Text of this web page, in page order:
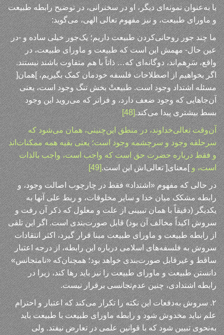
یا به‌عنوان نمونه‌ای دیگر، او در سخنرانی، در توضیح رابطه طبیعت
و ماورای طبیعت، و نیز مفهوم تعالی الهی، می‌گوید:
ما چند جور روحانی‌کردن طبیعت داریم؛ یک‌جور خیلی ساده و -در
عین حال- مهمش این است که طبیعت و ماورای طبیعت، در
واقع، سَرِهم‌اند، دوگانه‌ای که… ذاتاً با هم متفاوت باشند نیستند.
اگر بخواهیم از اصطلاحات فلسفه خودمان کمک بگیریم، ]همان[
مسئله اشتداد وجود است. طبیعتْ بخش تنگ وجود است، یعنی
آن‌جاهایی که وجود ضعف دارد، و فراتر که می‌روید این وجود
بسط بیشتری پیدا می‌کند.[48]
آن‌وقت تعالی‌خداوند، در منطق این‌چنینی، همان می‌شود که
سرحلقه وجود و سرچشمه وجود است؛ یعنی بقیه همه ممکنات‌اند
و فقط درباره حضرت حق است که واجب است، واجب بالذات
است، و]معنای[ تعالی‌اش این است.[49]
در حالی که مفهوم «اشتداد» فقط در چارچوب اصالت وجود، و
رابطه مشکک میان خدا و سایر مخلوقات، و ربط علی آنها به
یکدیگر (دقیقاً با همان تبیینی از علت و معلول که ذکر آن رفت و
سروش اکیداً مخالف آن بود) قابل صورت‌بندی است. اگر این تلقی
از رابطه طبیعت و ماورای طبیعت مبنا قرار گیرد، اکثر انتقادات
سروش به فلسفه‌های اسلامی درباره این رابطه، از درجه اعتبار
ساقط و غیرقابل صورت‌بندی خواهد بود؛ همچنان‌که «نامتجانس»
دانستن طبیعت و ماورای طبیعت را نیز باید رها کند، زیرا در
رابطه اشتدادی، چنین عدم‌تجانسی برقرار نیست.
۲. سروش به‌دفعات این نکته را تکرار می‌کند که اعتبار و احترام
علم نباید مخدوش شود و رابطه ماورای طبیعت با طبیعت باید
به‌نحوی تبیین شود که با قوانین علمی در تعارض نیفتد. ولی